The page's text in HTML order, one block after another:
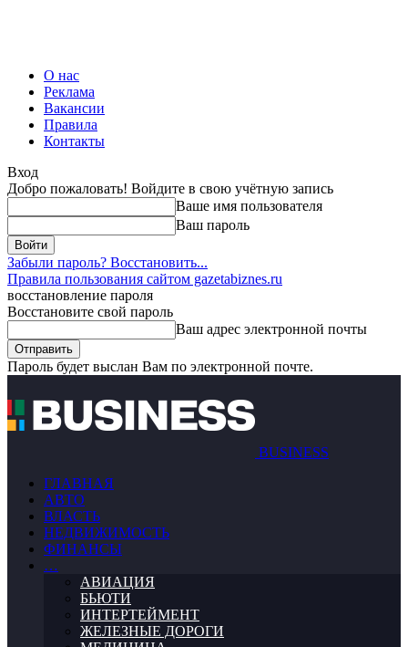
О нас
Реклама
Вакансии
Правила
Контакты
Вход
Добро пожаловать! Войдите в свою учётную запись
Ваше имя пользователя
Ваш пароль
Забыли пароль? Восстановить...
Правила пользования сайтом gazetabiznes.ru
восстановление пароля
Восстановите свой пароль
Ваш адрес электронной почты
Пароль будет выслан Вам по электронной почте.
BUSINESS
ГЛАВНАЯ
АВТО
ВЛАСТЬ
НЕДВИЖИМОСТЬ
ФИНАНСЫ
…
АВИАЦИЯ
БЬЮТИ
ИНТЕРТЕЙМЕНТ
ЖЕЛЕЗНЫЕ ДОРОГИ